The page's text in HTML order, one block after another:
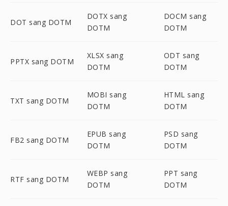
DOT sang DOTM
DOTX sang
DOTM
DOCM sang
DOTM
PPTX sang DOTM
XLSX sang
DOTM
ODT sang
DOTM
TXT sang DOTM
MOBI sang
DOTM
HTML sang
DOTM
FB2 sang DOTM
EPUB sang
DOTM
PSD sang
DOTM
RTF sang DOTM
WEBP sang
DOTM
PPT sang
DOTM